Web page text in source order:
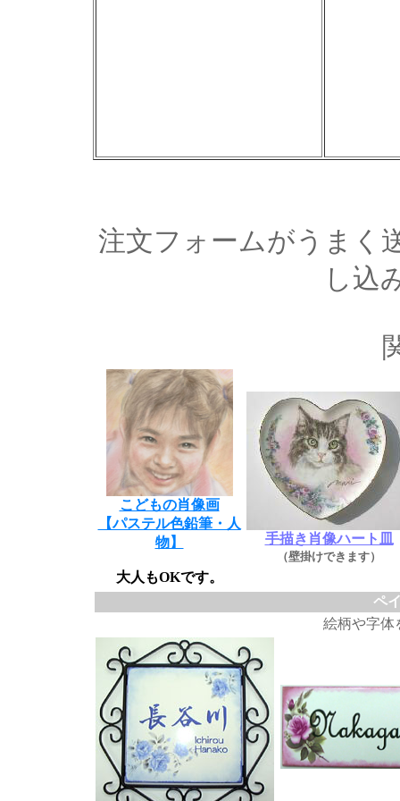
注文フォームがうまく
し込
こどもの肖像画
【パステル色鉛筆・人
物】
大人もOKです。
手描き肖像ハート皿
（壁掛けできます）
ペ
絵柄や字体